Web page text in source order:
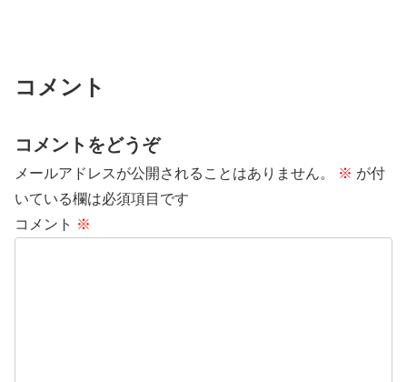
コメント
コメントをどうぞ
メールアドレスが公開されることはありません。 ※ が付
いている欄は必須項目です
コメント ※